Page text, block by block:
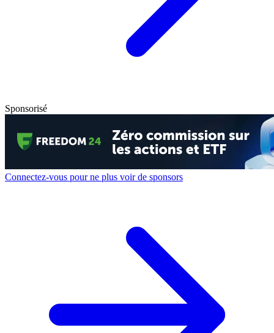
Sponsorisé
Connectez-vous pour ne plus voir de sponsors